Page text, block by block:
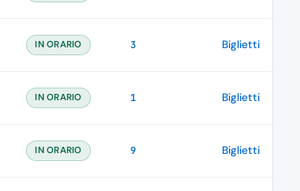
IN ORARIO 3 Biglietti
IN ORARIO 1 Biglietti
IN ORARIO 9 Biglietti